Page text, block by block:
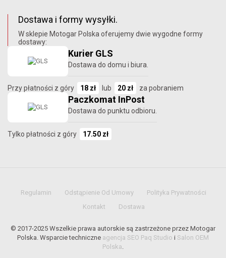
Dostawa i formy wysyłki.
W sklepie Motogar Polska oferujemy dwie wygodne formy
dostawy:
Kurier GLS
Dostawa do domu i biura.
Przy płatności z góry 18 zł lub 20 zł za pobraniem
Paczkomat InPost
Dostawa do punktu odbioru.
Tylko płatności z góry 17.50 zł
Regulamin Odstąpienie Od Umowy
Polityka Prywatności
Kontakt
Dostawa
© 2017-2025 Wszelkie prawa autorskie są zastrzeżone przez Motogar
Polska. Wsparcie techniczne agencja SEO Paq Studio i Salon OEM
Polska